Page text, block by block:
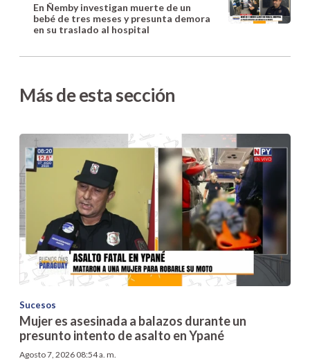
En Ñemby investigan muerte de un
bebé de tres meses y presunta demora
en su traslado al hospital
Más de esta sección
Sucesos
Mujer es asesinada a balazos durante un
presunto intento de asalto en Ypané
Agosto 7, 2026 08:54 a. m.